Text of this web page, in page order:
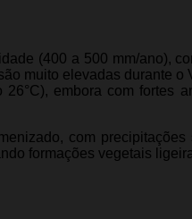
(400 a 500 mm/ano),
muito elevadas durante
26°C), embora com
com precipitações
formações vegetais